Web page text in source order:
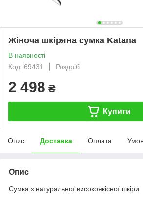
Жіноча шкіряна сумка Katana
В наявності
Код: 69431
Роздріб
2 498 ₴
Купити
Опис Доставка Оплата
Опис
Сумка з натуральної високоякісної шкіри